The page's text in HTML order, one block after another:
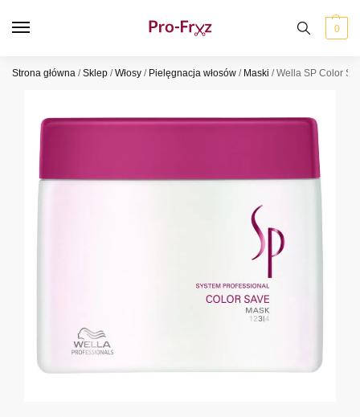
0
Strona główna /Sklep /Włosy / Pielęgnacja włosów / Maski /Wella SP Color